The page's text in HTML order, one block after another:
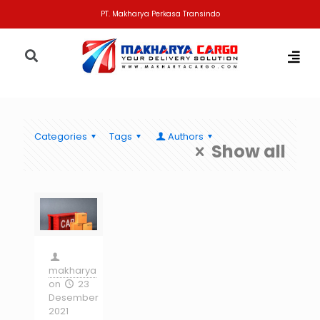
PT. Makharya Perkasa Transindo
Categories Tags Authors
Show all
makharya
on
23
Desember
2021